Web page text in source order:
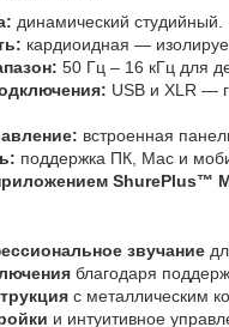
динамический студийный.
кардиоидная —
50 Гц – 16 кГц для
USB и XLR —
встроенная
поддержка ПК, Mac и
ShurePlus™
звучание
благодаря
с металлическим
и интуитивное